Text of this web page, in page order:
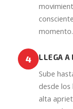
momento.
4 LLEGA A
Sube
desde los
alta